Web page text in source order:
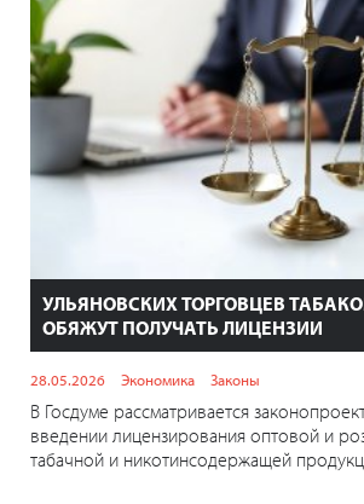
УЛЬЯНОВСКИХ ТОРГОВЦЕВ
ОБЯЖУТ ПОЛУЧАТЬ ЛИЦЕНЗИИ
28.05.2026 Экономика Законы
В Госдуме рассматривается
введении лицензирования оптовой и
табачной и никотинсодержащей